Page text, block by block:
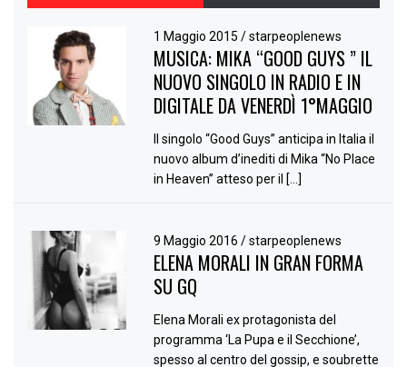
1 Maggio 2015/ starpeoplenews
MUSICA: MIKA “GOOD GUYS ” IL
NUOVO SINGOLO IN RADIO E IN
DIGITALE DA VENERDÌ 1°MAGGIO
Il singolo “Good Guys” anticipa in Italia il
nuovo album d’inediti di Mika “No Place
in Heaven” atteso per il […]
9 Maggio 2016/ starpeoplenews
ELENA MORALI IN GRAN FORMA
SU GQ
Elena Morali ex protagonista del
programma ‘La Pupa e il Secchione’,
spesso al centro del gossip, e soubrette